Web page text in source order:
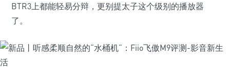
BTR3上都能轻易分辩，更别提太子这个级别的播放器
了。